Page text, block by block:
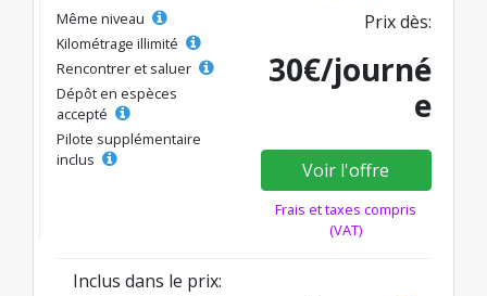
Même niveau
Kilométrage illimité
Rencontrer et saluer
Dépôt en espèces
accepté
Pilote supplémentaire
inclus
Prix dès:
30€/journé
e
Voir l'offre
Frais et taxes compris
(VAT)
Inclus dans le prix: